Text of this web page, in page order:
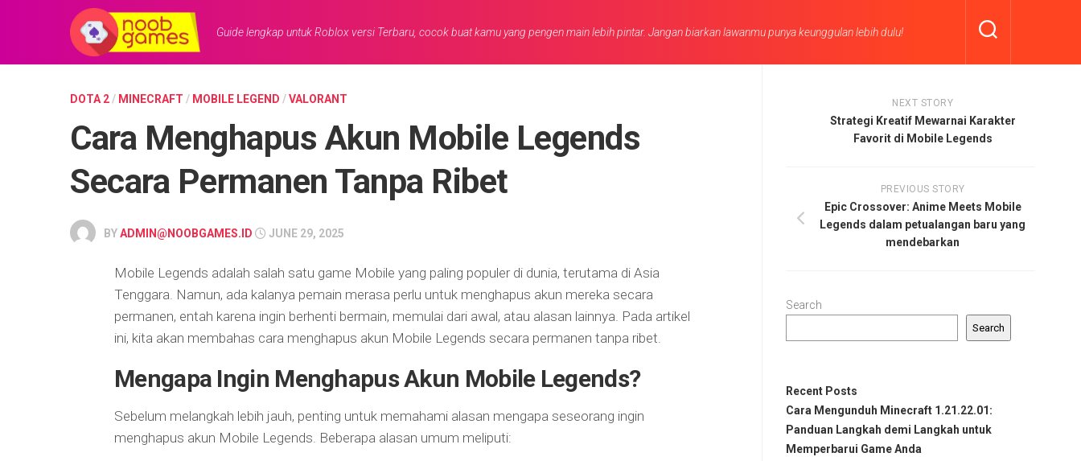
Guide lengkap untuk Roblox versi Terbaru, cocok buat kamu yang pengen main lebih pintar. Jangan biarkan lawanmu punya keunggulan lebih dulu!
DOTA 2 / MINECRAFT / MOBILE LEGEND /VALORANT
Cara Menghapus Akun Mobile Legends
Secara Permanen Tanpa Ribet
BYADMIN@NOOBGAMES.ID JUNE 29, 2025
Mobile Legends adalah salah satu game Mobile yang paling populer di dunia, terutama di Asia
Tenggara. Namun, ada kalanya pemain merasa perlu untuk menghapus akun mereka secara
permanen, entah karena ingin berhenti bermain, memulai dari awal, atau alasan lainnya. Pada artikel
ini, kita akan membahas cara menghapus akun Mobile Legends secara permanen tanpa ribet.
Mengapa Ingin Menghapus Akun Mobile Legends?
Sebelum melangkah lebih jauh, penting untuk memahami alasan mengapa seseorang ingin
menghapus akun Mobile Legends. Beberapa alasan umum meliputi:
NEXT STORY
Strategi Kreatif Mewarnai Karakter
Favorit di Mobile Legends
PREVIOUS STORY
Epic Crossover: Anime Meets Mobile
Legends dalam petualangan baru yang
mendebarkan
Search
Search
Recent Posts
Cara Mengunduh Minecraft 1.21.22.01:
Panduan Langkah demi Langkah untuk
Memperbarui Game Anda